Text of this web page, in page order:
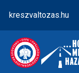
content
kreszvaltozas.hu